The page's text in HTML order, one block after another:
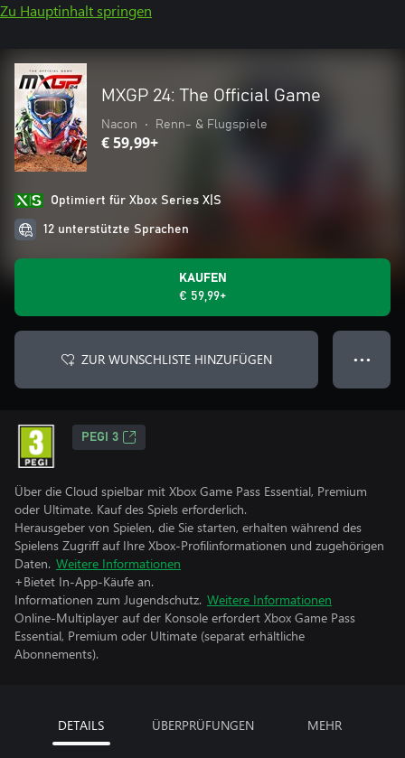
Zu Hauptinhalt springen
MXGP 24: The Official Game
Nacon • Renn- & Flugspiele
€ 59,99+
Optimiert für Xbox Series X|S
12 unterstützte Sprachen
KAUFEN
€ 59,99+
ZUR WUNSCHLISTE HINZUFÜGEN ● ● ●
PEGI 3
Über die Cloud spielbar mit Xbox Game Pass Essential, Premium
oder Ultimate. Kauf des Spiels erforderlich.
Herausgeber von Spielen, die Sie starten, erhalten während des
Spielens Zugriff auf Ihre Xbox-Profilinformationen und zugehörigen
Daten. Weitere Informationen
+Bietet In-App-Käufe an.
Informationen zum Jugendschutz. Weitere Informationen
Online-Multiplayer auf der Konsole erfordert Xbox Game Pass
Essential, Premium oder Ultimate (separat erhältliche
Abonnements).
DETAILS ÜBERPRÜFUNGEN MEHR